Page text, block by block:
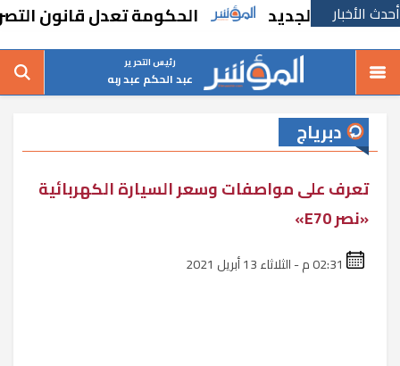
أحدث الأخبار
الجديد الحكومة تعدل قانون التصرف في
رئيس التحرير
عبد الحكم عبد ربه
دبرياج
تعرف على مواصفات وسعر السيارة الكهربائية
«نصر E70»